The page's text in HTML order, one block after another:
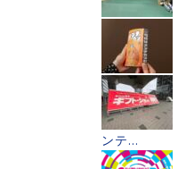
ンテ...